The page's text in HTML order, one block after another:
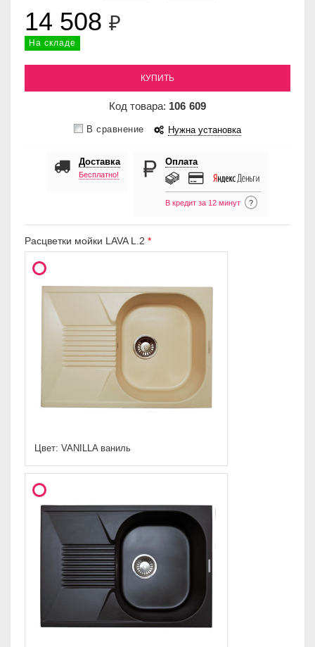
14 508 ₽
На складе
КУПИТЬ
Код товара: 106 609
В сравнение Нужна установка
Доставка
Бесплатно!
Оплата
В кредит за 12 минут ?
Расцветки мойки LAVA L.2
Цвет: VANILLA ваниль